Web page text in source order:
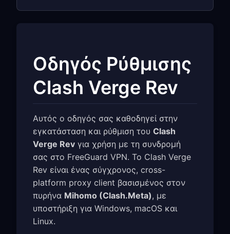
Οδηγός Ρύθμισης
Clash Verge Rev
Αυτός ο οδηγός σας καθοδηγεί στην
εγκατάσταση και ρύθμιση του Clash
Verge Rev για χρήση με τη συνδρομή
σας στο FreeGuard VPN. Το Clash Verge
Rev είναι ένας σύγχρονος, cross-
platform proxy client βασισμένος στον
πυρήνα Mihomo (Clash.Meta), με
υποστήριξη για Windows, macOS και
Linux.